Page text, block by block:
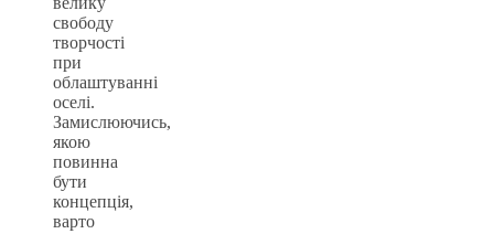
свободу
творчості
при
облаштуванні
оселі.
Замислюючись,
якою
повинна
бути
концепція,
варто